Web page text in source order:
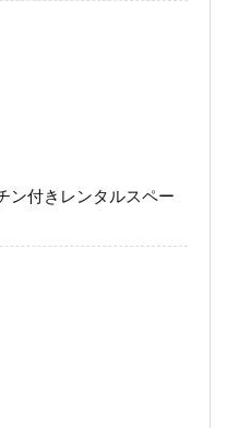
ン付きレンタルスペー